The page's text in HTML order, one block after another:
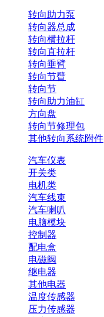
转向助力泵
转向器总成
转向横拉杆
转向直拉杆
转向垂臂
转向节臂
转向节
转向助力油缸
方向盘
转向节修理包
其他转向系统附件
汽车仪表
开关类
电机类
汽车线束
汽车喇叭
电脑模块
控制器
配电盒
电磁阀
继电器
其他电器
温度传感器
压力传感器